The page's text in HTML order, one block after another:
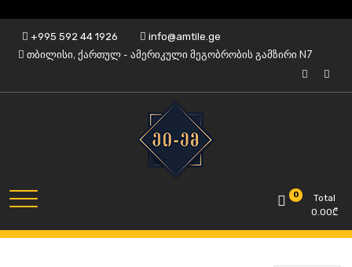
content
+995 592 44 1926 info@amtile.ge
თბილისი, ქართულ - ამერიკული მეგობრობის გამზირი N7
AMTile
ყოველთვის მაღალი ხარისხი. 0
Total
0.00₾